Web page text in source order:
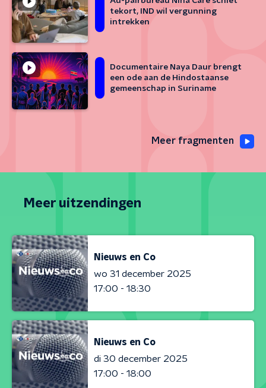
tekort, IND wil vergunning
intrekken
Documentaire Naya Daur brengt
een ode aan de Hindostaanse
gemeenschap in Suriname
Meer fragmenten
Meer uitzendingen
Nieuws en Co
wo 31 december 2025
17:00 - 18:30
Nieuws en Co
di 30 december 2025
17:00 - 18:00